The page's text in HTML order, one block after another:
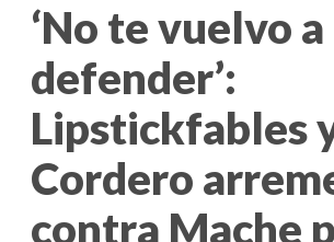
‘No te vuelvo a
defender’:
Lipstickfables
Cordero
contra Mache